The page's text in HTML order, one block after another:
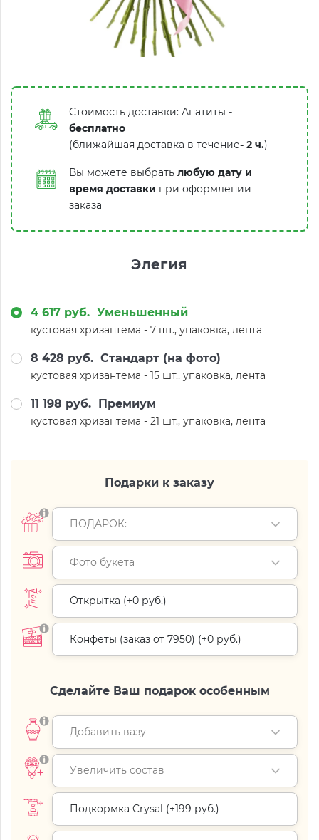
Стоимость доставки: Апатиты -
бесплатно
(ближайшая доставка в течение- 2 ч.)
Вы можете выбрать любую дату и
время доставки при оформлении
заказа
Элегия
4 617 руб. Уменьшенный
кустовая хризантема - 7 шт., упаковка, лента
8 428 руб. Стандарт (на фото)
кустовая хризантема - 15 шт., упаковка, лента
11 198 руб. Премиум
кустовая хризантема - 21 шт., упаковка, лента
Подарки к заказу
ПОДАРОК:
Фото букета
Открытка (+0 руб.)
Конфеты (заказ от 7950) (+0 руб.)
Сделайте Ваш подарок особенным
Добавить вазу
Увеличить состав
Подкормка Crysal (+199 руб.)